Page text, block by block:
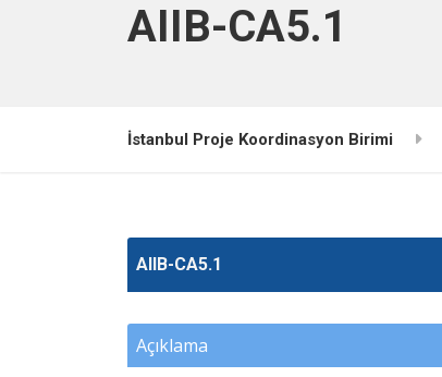
AIIB-CA5.1
İstanbul Proje Koordinasyon Birimi
AIIB-CA5.1
Açıklama